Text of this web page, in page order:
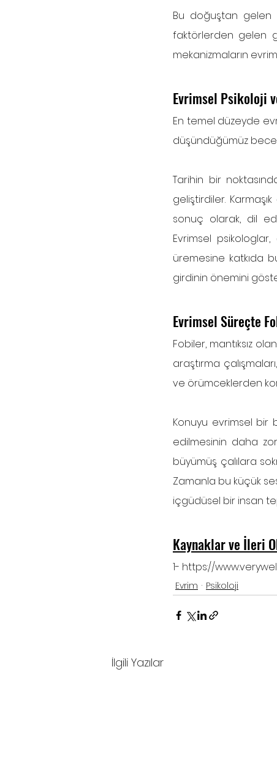
Bu doğuştan gelen
faktörlerden gelen
mekanizmaların
Evrimsel Psikoloji
En temel düzeyde
düşündüğümüz
Tarihin bir
geliştirdiler.
sonuç olarak, dil
Evrimsel
üremesine katkıda
girdinin önemini
Evrimsel Süreçte
Fobiler, mantıksız
araştırma
ve örümceklerden
Konuyu evrimsel bir
edilmesinin daha zor
büyümüş çalılara
Zamanla bu küçük
içgüdüsel bir insan
Kaynaklar ve İleri
1- https://
Evrim Psikoloji
İlgili Yazılar